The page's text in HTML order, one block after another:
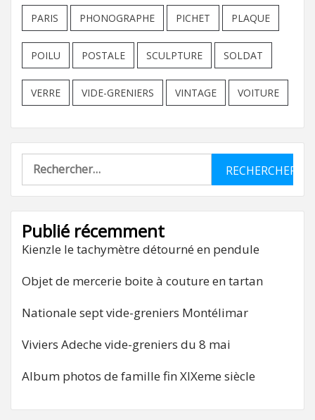
PARIS PHONOGRAPHE PICHET PLAQUE
POILU POSTALE SCULPTURE SOLDAT
VERRE VIDE-GRENIERS VINTAGE VOITURE
Rechercher :
Publié récemment
Kienzle le tachymètre détourné en pendule
Objet de mercerie boite à couture en tartan
Nationale sept vide-greniers Montélimar
Viviers Adeche vide-greniers du 8 mai
Album photos de famille fin XIXeme siècle